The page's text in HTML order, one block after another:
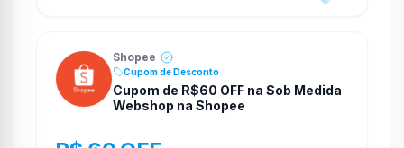
Shopee
Cupom de Desconto
Cupom de R$60 OFF na Sob Medida
Webshop na Shopee